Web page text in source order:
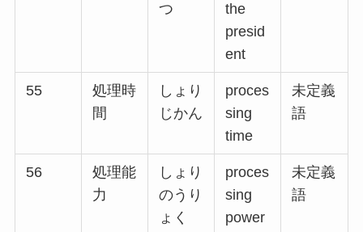
つ
the
presid
ent
55
処理時
間
しょり
じかん
proces
sing
time
未定義
語
56
処理能
力
しょり
のうり
ょく
proces
sing
power
未定義
語